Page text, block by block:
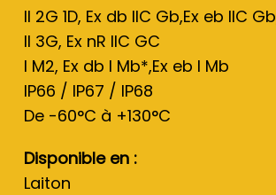
II 2G 1D, Ex db IIC Gb,Ex eb IIC
II 3G, Ex nR IIC GC
I M2, Ex db I Mb*,Ex eb I Mb
IP66 / IP67 / IP68
De -60°C à +130°C
Disponible en :
Laiton